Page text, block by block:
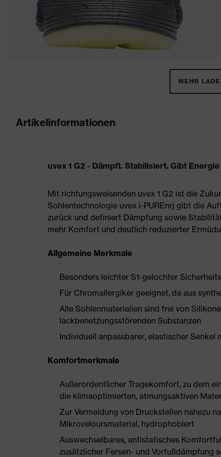
MEHR
Artikelinformationen
uvex 1 G2 - Dämpft. Stabilisiert. Gibt
Mit richtungsweisenden uvex 1 G2 ist die
Sohlentechnologie uvex i-PUREnrj gibt die
zurück und definiert Dämpfung sowie
mehr Komfort und deutlich reduzierter
Allgemeine Merkmale
Besonders leichter S1-gelochter
Für Chromallergiker geeignet, da aus
Alle Sohlenmaterialien sind frei von
lackbenetzungsstörenden Substanzen
Individuell anpassbarer, elastischer Senkel
Komfortmerkmale
Außerordentlicher Tragekomfort, zu dem
die klimaoptimierten, atmungsaktiven
Zur Vermeidung von Druckstellen nahezu
Mikroveloursmaterial, hydrophobiert
Auswechselbares, antistatisches
zusätzlicher Fersen- und Vorfußdämpfung